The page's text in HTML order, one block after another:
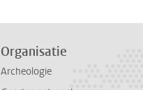
Organisatie
Archeologie